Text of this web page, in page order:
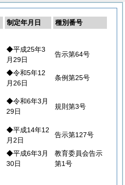
制定年月日
種別番号
◆平成25年3
月29日
告示第64号
◆令和5年12
月26日
条例第25号
◆令和6年3月
29日
規則第3号
◆平成14年12
月2日
告示第127号
◆平成6年3月
30日
教育委員会告示
第1号